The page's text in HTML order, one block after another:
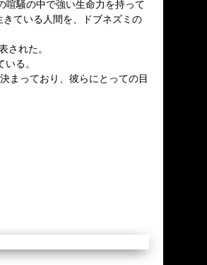
喧騒の中で強い生命力を持って
ている人間を、ドブネズミの
された。
る。
まっており、彼らにとっての目